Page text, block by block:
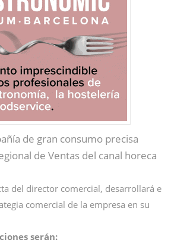
de gran consumo precisa
de Ventas del canal horeca
del director comercial, desarrollará e
comercial de la empresa en su
serán: